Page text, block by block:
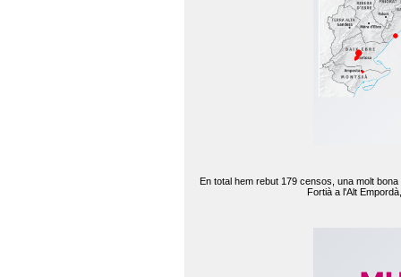
En total hem rebut 179 censos, una molt
Fortià a l'Alt